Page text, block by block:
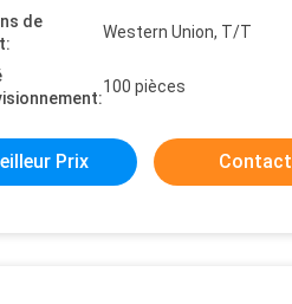
de
Western Union, T/T
100 pièces
Prix Contact